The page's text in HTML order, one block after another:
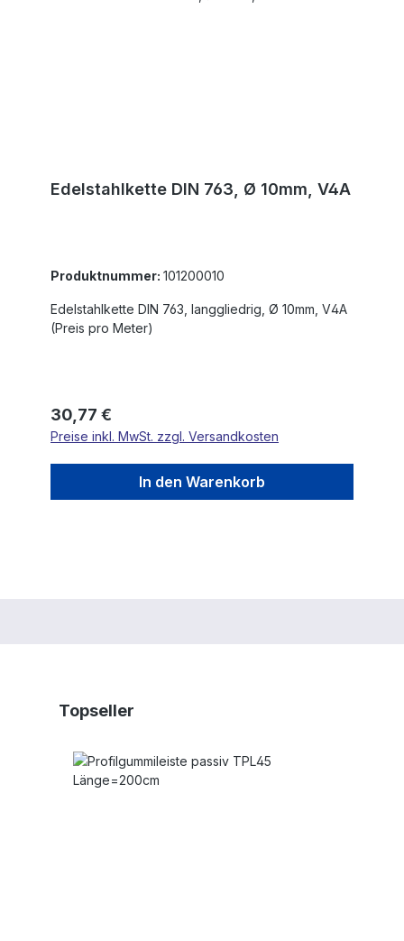
Edelstahlkette DIN 763, Ø 10mm, V4A
Produktnummer: 101200010
Edelstahlkette DIN 763, langgliedrig, Ø 10mm, V4A
(Preis pro Meter)
Regulärer Preis:
30,77 €
Preise inkl. MwSt. zzgl. Versandkosten
In den Warenkorb
Produktgalerie überspringen
Topseller